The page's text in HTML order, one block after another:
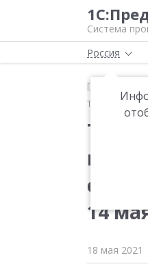
Система
Россия
Главная
Технические
на
с
14
18 мая 2021